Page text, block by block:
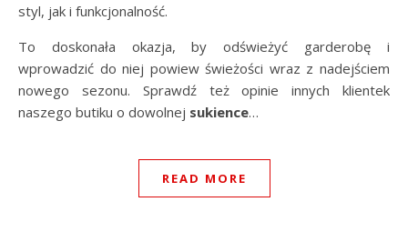
styl, jak i funkcjonalność.
To doskonała okazja, by odświeżyć garderobę i
wprowadzić do niej powiew świeżości wraz z nadejściem
nowego sezonu. Sprawdź też opinie innych klientek
naszego butiku o dowolnej sukience…
READ MORE